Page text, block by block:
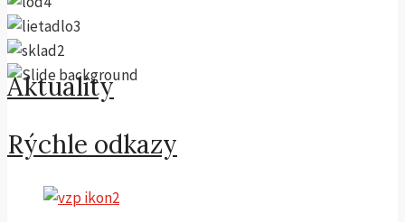
Aktuality
Rýchle odkazy